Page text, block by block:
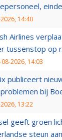
14:40
Airlines
tussenstop op
08-2026, 14:03
publiceert
bij
13:22
geeft groen
steun